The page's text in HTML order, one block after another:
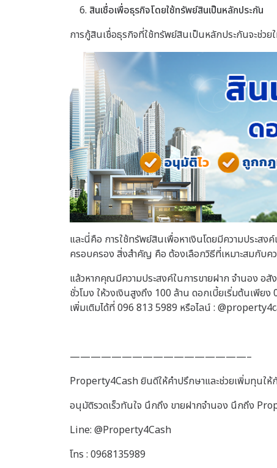
สินเชื่อเพื่อธุรกิจโดยใช้ทรัพย์สินเป็นหลักประกัน
การกู้สินเชื่อธุรกิจที่ใช้ทรัพย์สินเป็นหลักประกันจะช่วย
และนี่คือ การใช้ทรัพย์สินเพื่อหาเงินโดยมีความประสง
ครอบครอง สิ่งสำคัญ คือ ต้องเลือกวิธีที่เหมาะสมกับค
แล้วหากคุณมีความประสงค์ในการขายฝาก จำนอง อ
ชั่วโมง ให้วงเงินสูงถึง 100 ล้าน ดอกเบี้ยเริ่มต้นเพีย
เพิ่มเติมได้ที่ 096 813 5989 หรือไลน์ :
—————————————————–
Property4Cash ยินดีให้คำปรึกษาและช่วยเพิ่มทุนให้
อนุมัติรวดเร็วทันใจ นึกถึง ขายฝากจำนอง นึกถึง
Line: @Property4Cash
โทร : 0968135989